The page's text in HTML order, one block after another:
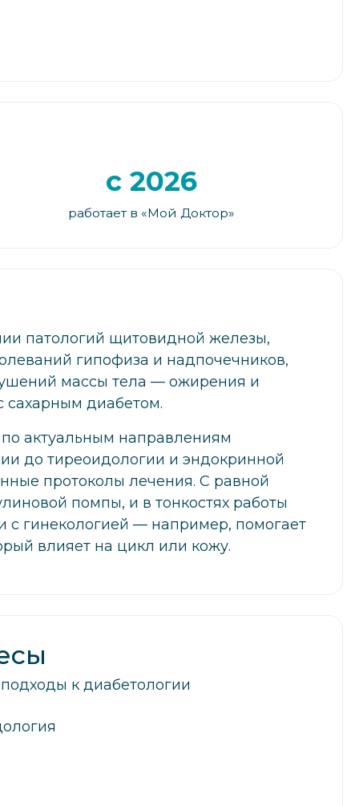
с 2026
работает в «Мой Доктор»
патологий щитовидной железы,
гипофиза и надпочечников,
массы тела — ожирения и
сахарным диабетом.
актуальным направлениям
до тиреоидологии и эндокринной
протоколы лечения. С равной
помпы, и в тонкостях работы
с гинекологией — например, помогает
влияет на цикл или кожу.
к диабетологии